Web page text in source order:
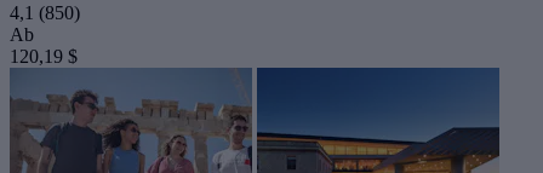
4,1 (850)
Ab
120,19 $